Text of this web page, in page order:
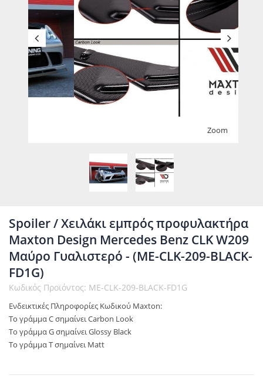
Zoom
Spoiler / Χειλάκι εμπρός προφυλακτήρα
Maxton Design Mercedes Benz CLK W209
Μαύρο Γυαλιστερό - (ME-CLK-209-BLACK-
FD1G)
Κωδικός Προϊόντος: ME-CLK-209-BLACK-FD1G
Ενδεικτικές Πληροφορίες Κωδικού Maxton:
Το γράμμα C σημαίνει Carbon Look
Το γράμμα G σημαίνει Glossy Black
Το γράμμα T σημαίνει Matt